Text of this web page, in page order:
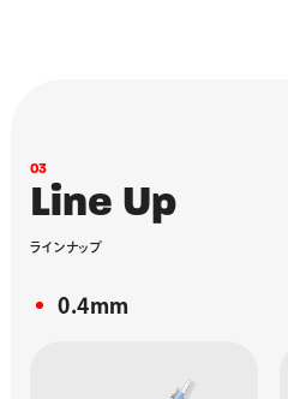
03
Line Up
ラインナップ
0.4mm